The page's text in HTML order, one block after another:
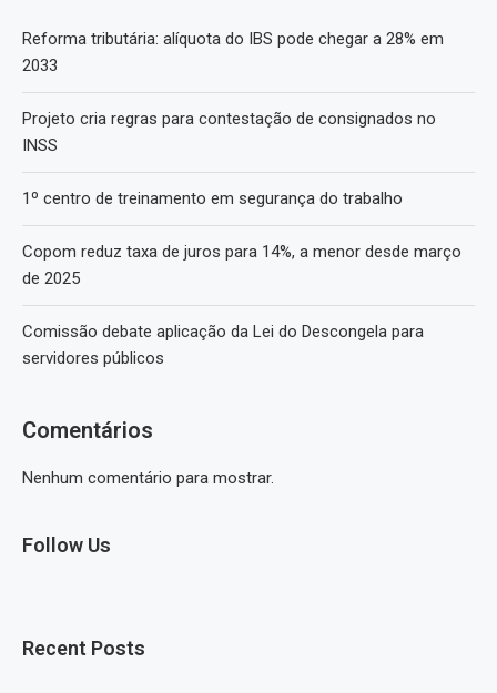
Reforma tributária: alíquota do IBS pode chegar a 28% em
2033
Projeto cria regras para contestação de consignados no
INSS
1º centro de treinamento em segurança do trabalho
Copom reduz taxa de juros para 14%, a menor desde março
de 2025
Comissão debate aplicação da Lei do Descongela para
servidores públicos
Comentários
Nenhum comentário para mostrar.
Follow Us
Recent Posts